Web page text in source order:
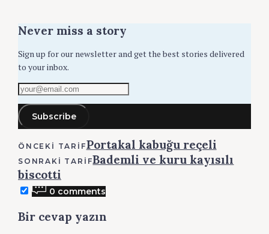
Never miss a story
Sign up for our newsletter and get the best stories delivered
to your inbox.
your@email.com
Subscribe
Post
navigation
ÖNCEKI TARIFPortakal kabuğu reçeli
SONRAKI TARIFBademli ve kuru kayısılı
biscotti
0 comments
Bir cevap yazın